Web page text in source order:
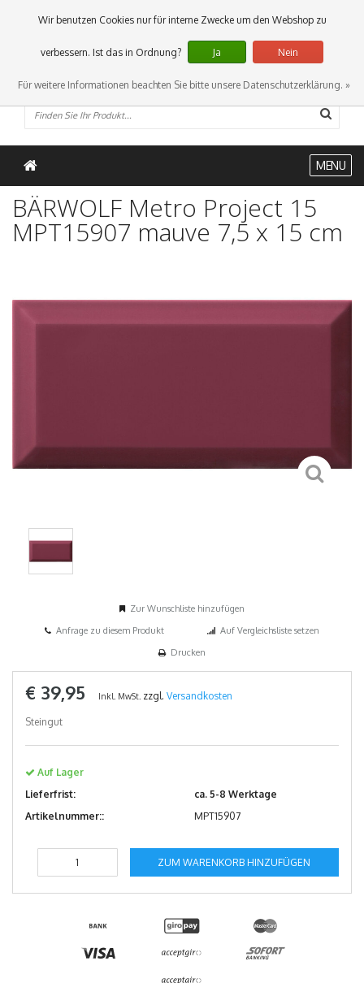
0 Artikel
MENU
BÄRWOLF Metro Project 15
MPT15907 mauve 7,5 x 15 cm
Zur Wunschliste hinzufügen
Anfrage zu diesem Produkt
Auf Vergleichsliste setzen
Drucken
€ 39,95 Inkl. MwSt. zzgl. Versandkosten
Steingut
Auf Lager
Lieferfrist:
ca. 5-8 Werktage
Artikelnummer::
MPT15907
ZUM WARENKORB HINZUFÜGEN
Wir benutzen Cookies nur für interne Zwecke um den Webshop zu
verbessern. Ist das in Ordnung? Ja Nein
Für weitere Informationen beachten Sie bitte unsere Datenschutzerklärung. »